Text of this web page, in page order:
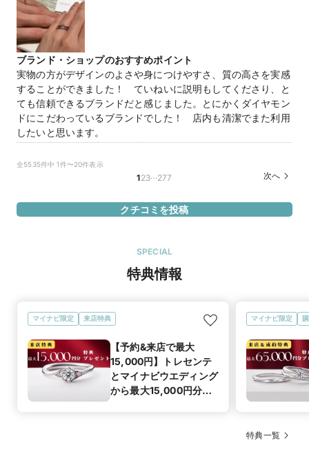
双子ダイヤモンドについても非常に気に入りました。
マイナビ限定
この店舗のおすすめ特典情報
【予約&来店で最大15,000円】トレセンテとマイナビウエディング
から最大15,000円分の来店特典
ブランド・ショップのおすすめポイント
実物の方がデザインのよさや身につけやすさ、質の高さを実感
することができました！　ていねいに説明もしてくださり、と
ても信頼できるブランドだと感じました。とにかくダイヤモン
ドにこだわっているブランドでした！　店内も清潔でまた利用
したいと思います。
選んだ商品を気に入った理由
実物のフローラは思ったよりも身につけやすいデザインで、留
め具や輝き、カットの仕方など細かい部分にこだわられた商品
かくかわいかったです！　日常使い出来るこだわりに惹かれま
した！
マイナビ限定 来店特典
【予約&来店で最大15,000円】トレセンテとマイナビウエディング
から最大15,000円分の来店特典
全5535件中 1件〜20件表示
123…277 次へ
クチコミを投稿
SPECIAL
特典情報
マイナビ限定 来店特典
【予約&来店で最大
15,000円】トレセンテ
とマイナビウエディング
から最大15,000円分の
マイナビ限定
特典一覧